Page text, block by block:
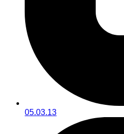
05.03.13